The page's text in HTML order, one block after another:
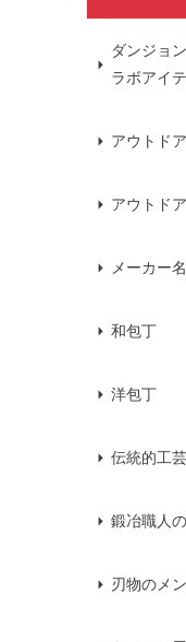
ダンジョ
ラボアイ
アウトド
アウトド
メーカー名
和包丁
洋包丁
伝統的工
鍛冶職人
刃物のメ